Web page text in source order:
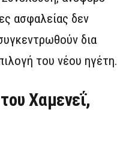
ασφαλείας δεν
δια
του νέου ηγέτη.
Χαμενεΐ,